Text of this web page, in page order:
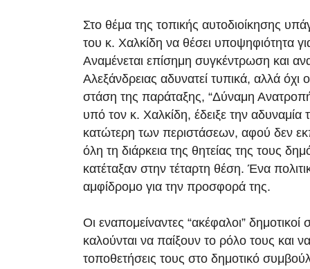
Στο θέμα της τοπικής αυτοδιοίκησης
του κ. Χαλκίδη να θέσει υποψηφιότητα
Αναμένεται επίσημη συγκέντρωση και
Αλεξάνδρειας αδυνατεί τυπικά, αλλά όχι
στάση της παράταξης, “Δύναμη
υπό τον κ. Χαλκίδη, έδειξε την αδυναμία
κατώτερη των περιστάσεων, αφού δεν
όλη τη διάρκεια της θητείας της τους
κατέταξαν στην τέταρτη θέση. Ένα
αμφίδρομο για την προσφορά της.
Οι εναπομείναντες “ακέφαλοι” δημοτικοί
καλούνται να παίξουν το ρόλο τους και
τοποθετήσεις τους στο δημοτικό